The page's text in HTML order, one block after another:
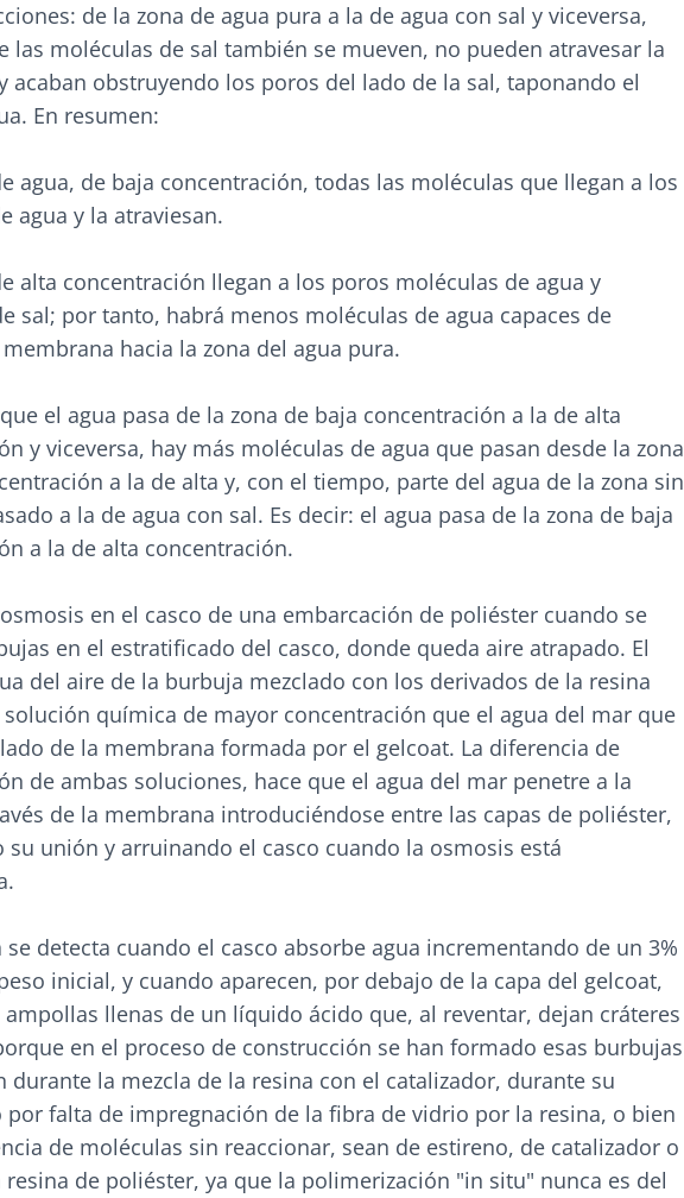
de la zona de agua pura a la de agua con sal y viceversa,
las moléculas de sal también se mueven, no pueden atravesar la
acaban obstruyendo los poros del lado de la sal, taponando el
En resumen:
agua, de baja concentración, todas las moléculas que llegan a los
agua y la atraviesan.
alta concentración llegan a los poros moléculas de agua y
sal; por tanto, habrá menos moléculas de agua capaces de
hacia la zona del agua pura.
el agua pasa de la zona de baja concentración a la de alta
y viceversa, hay más moléculas de agua que pasan desde la zona
a la de alta y, con el tiempo, parte del agua de la zona sin
a la de agua con sal. Es decir: el agua pasa de la zona de baja
a la de alta concentración.
en el casco de una embarcación de poliéster cuando se
en el estratificado del casco, donde queda aire atrapado. El
del aire de la burbuja mezclado con los derivados de la resina
química de mayor concentración que el agua del mar que
de la membrana formada por el gelcoat. La diferencia de
de ambas soluciones, hace que el agua del mar penetre a la
de la membrana introduciéndose entre las capas de poliéster,
su unión y arruinando el casco cuando la osmosis está
se detecta cuando el casco absorbe agua incrementando de un 3%
inicial, y cuando aparecen, por debajo de la capa del gelcoat,
llenas de un líquido ácido que, al reventar, dejan cráteres
en el proceso de construcción se han formado esas burbujas
durante la mezcla de la resina con el catalizador, durante su
por falta de impregnación de la fibra de vidrio por la resina, o bien
de moléculas sin reaccionar, sean de estireno, de catalizador o
de poliéster, ya que la polimerización "in situ" nunca es del